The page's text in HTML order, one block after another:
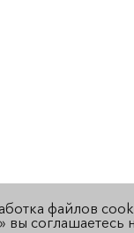
файлов
вы соглашаетесь